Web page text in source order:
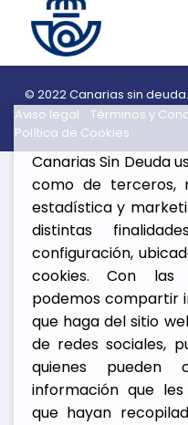
© 2022 Canarias sin
Aviso legal
Términos y
Política de Cookies
Canarias Sin Deuda
como de terceros,
estadística y
distintas
configuración,
cookies. Con
podemos compartir
que haga del sitio
de redes sociales,
quienes pueden
información que
que hayan